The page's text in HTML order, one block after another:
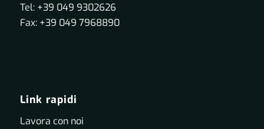
Tel: +39 049 9302626
Fax: +39 049 7968890
Link rapidi
Lavora con noi